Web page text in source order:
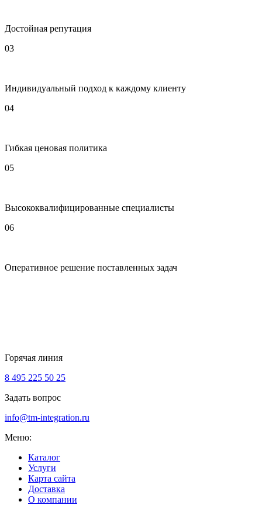
Достойная репутация
03
Индивидуальный подход к каждому клиенту
04
Гибкая ценовая политика
05
Высококвалифицированные специалисты
06
Оперативное решение поставленных задач
Горячая линия
8 495 225 50 25
Задать вопрос
info@tm-integration.ru
Меню:
Каталог
Услуги
Карта сайта
Доставка
О компании